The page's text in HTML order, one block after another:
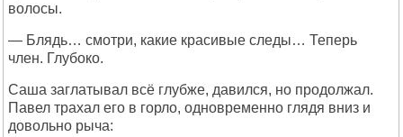
волосы.
— Блядь… смотри, какие красивые следы… Теперь
член. Глубоко.
Саша заглатывал всё глубже, давился, но продолжал.
Павел трахал его в горло, одновременно глядя вниз и
довольно рыча: